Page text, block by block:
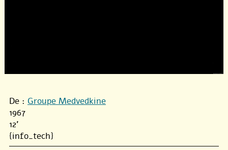
De : Groupe Medvedkine
1967
12'
{info_tech}